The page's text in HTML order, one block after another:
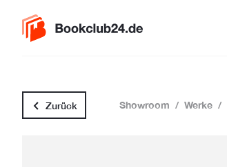
Zurück Showroom / Werke /